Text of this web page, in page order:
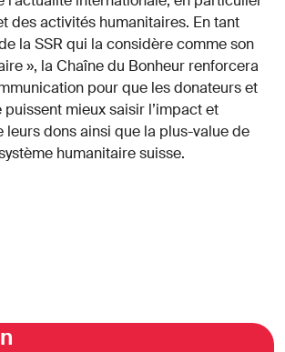
des activités humanitaires. En tant
la SSR qui la considère comme son
», la Chaîne du Bonheur renforcera
pour que les donateurs et
mieux saisir l’impact et
leurs dons ainsi que la plus-value de
humanitaire suisse.